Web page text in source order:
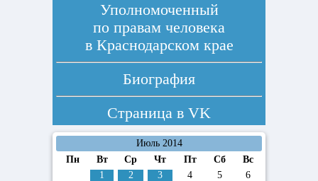
Уполномоченный
по правам человека
в Краснодарском крае
Биография
Страница в VK
Июль 2014
Пн
Вт Ср Чт Пт Сб
Вс
1
2 3 4 5 6